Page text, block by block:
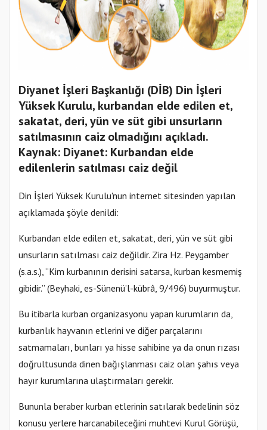
Diyanet İşleri Başkanlığı (DİB) Din İşleri
Yüksek Kurulu, kurbandan elde edilen et,
sakatat, deri, yün ve süt gibi unsurların
satılmasının caiz olmadığını açıkladı.
Kaynak: Diyanet: Kurbandan elde
edilenlerin satılması caiz değil
Din İşleri Yüksek Kurulu'nun internet sitesinden yapılan
açıklamada şöyle denildi:
Kurbandan elde edilen et, sakatat, deri, yün ve süt gibi
unsurların satılması caiz değildir. Zira Hz. Peygamber
(s.a.s.), “Kim kurbanının derisini satarsa, kurban kesmemiş
gibidir.” (Beyhaki, es-Sünenü’l-kübrâ, 9/496) buyurmuştur.
Bu itibarla kurban organizasyonu yapan kurumların da,
kurbanlık hayvanın etlerini ve diğer parçalarını
satmamaları, bunları ya hisse sahibine ya da onun rızası
doğrultusunda dinen bağışlanması caiz olan şahıs veya
hayır kurumlarına ulaştırmaları gerekir.
Bununla beraber kurban etlerinin satılarak bedelinin söz
konusu yerlere harcanabileceğini muhtevi Kurul Görüşü,